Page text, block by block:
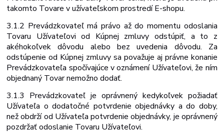
takomto Tovare v užívateľskom prostredí E-shopu.
3.1.2 Prevádzkovateľ má právo až do momentu odoslania
Tovaru Užívateľovi od Kúpnej zmluvy odstúpiť, a to z
akéhokoľvek dôvodu alebo bez uvedenia dôvodu. Za
odstúpenie od Kúpnej zmluvy sa považuje aj právne konanie
Prevádzkovateľa spočívajúce v oznámení Užívateľovi, že ním
objednaný Tovar nemožno dodať.
3.1.3 Prevádzkovateľ je oprávnený kedykoľvek požiadať
Užívateľa o dodatočné potvrdenie objednávky a do doby,
než obdrží od Užívateľa potvrdenieobjednávky, je oprávnený
pozdržať odoslanie Tovaru Užívateľovi.